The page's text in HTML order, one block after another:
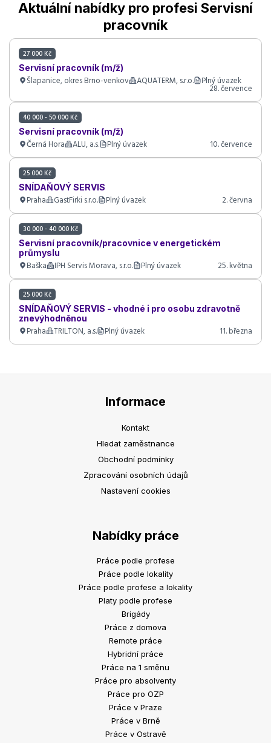
Aktuální nabídky pro profesi Servisní
pracovník
27 000 Kč
Servisní pracovník (m/ž)
Šlapanice, okres Brno-venkov AQUATERM, s.r.o. Plný úvazek
28. července
40 000 - 50 000 Kč
Servisní pracovník (m/ž)
Černá Hora ALU, a.s. Plný úvazek 10. července
25 000 Kč
SNÍDAŇOVÝ SERVIS
Praha GastFirki s.r.o. Plný úvazek 2. června
30 000 - 40 000 Kč
Servisní pracovník/pracovnice v energetickém
průmyslu
Baška IPH Servis Morava, s.r.o. Plný úvazek 25. května
25 000 Kč
SNÍDAŇOVÝ SERVIS - vhodné i pro osobu zdravotně
znevýhodněnou
Praha TRILTON, a.s. Plný úvazek 11. března
Informace
Kontakt
Hledat zaměstnance
Obchodní podmínky
Zpracování osobních údajů
Nastavení cookies
Nabídky práce
Práce podle profese
Práce podle lokality
Práce podle profese a lokality
Platy podle profese
Brigády
Práce z domova
Remote práce
Hybridní práce
Práce na 1 směnu
Práce pro absolventy
Práce pro OZP
Práce v Praze
Práce v Brně
Práce v Ostravě